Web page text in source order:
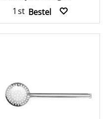
st Bestel